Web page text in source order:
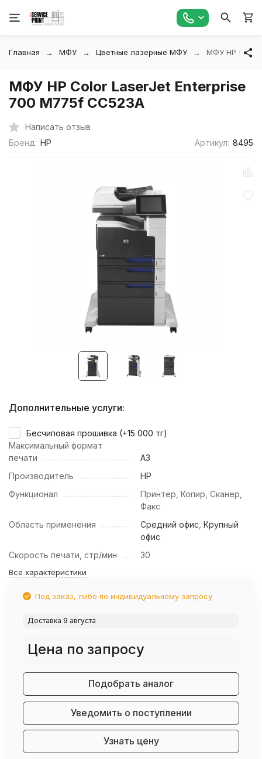
Главная МФУ Цветные лазерные МФУ МФУ HP Color
МФУ HP Color LaserJet Enterprise
700 M775f CC523A
Написать отзыв
Бренд: HP Артикул: 8495
Максимальный формат
печати
А3
Производитель
HP
Функционал
Принтер, Копир, Сканер,
Факс
Область применения
Средний офис Крупный
офис
Скорость печати, стр/мин
30
Все характеристики
Дополнительные услуги:
Бесчиповая прошивка (+15 000 тг)
Под заказ, либо по индивидуальному запросу
Доставка 9 августа
Цена по запросу
Подобрать аналог
Уведомить о поступлении
Узнать цену